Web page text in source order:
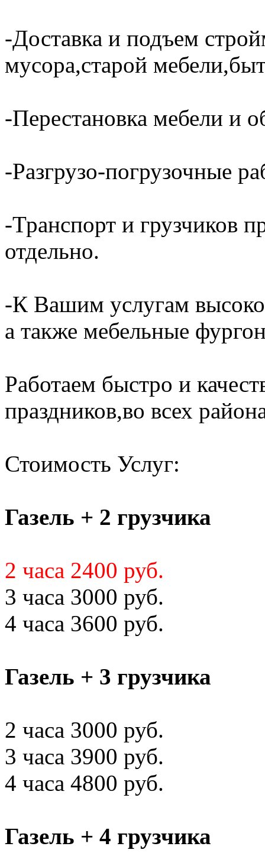
-Доставка и подъем
мусора,старой
-Перестановка мебели и
-Разгрузо-погрузочные
-Транспорт и грузчиков
отдельно.
-К Вашим услугам
а также мебельные
Работаем быстро и
праздников,во всех
Стоимость Услуг:
Газель + 2 грузчика
2 часа 2400 руб.
3 часа 3000 руб.
4 часа 3600 руб.
Газель + 3 грузчика
2 часа 3000 руб.
3 часа 3900 руб.
4 часа 4800 руб.
Газель + 4 грузчика